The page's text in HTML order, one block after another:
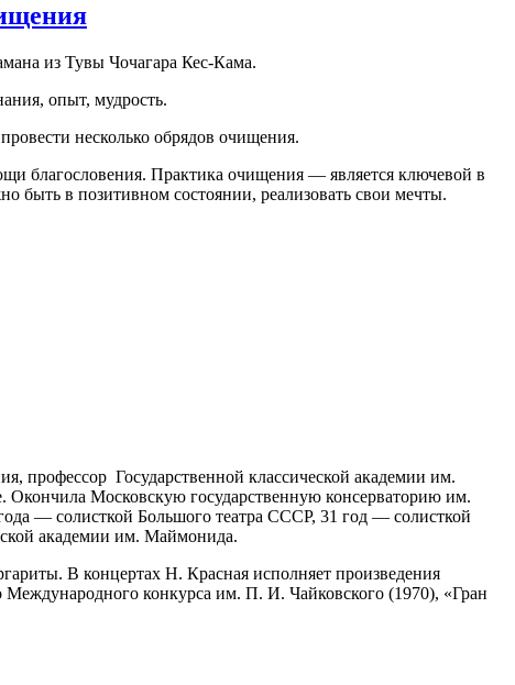
из Тувы Чочагара Кес-Кама.
опыт, мудрость.
несколько обрядов очищения.
благословения. Практика очищения — является ключевой в
быть в позитивном состоянии, реализовать свои мечты.
профессор Государственной классической академии им.
Московскую государственную консерваторию им.
— солисткой Большого театра СССР, 31 год — солисткой
академии им. Маймонида.
В концертах Н. Красная исполняет произведения
Международного конкурса им. П. И. Чайковского (1970), «Гран